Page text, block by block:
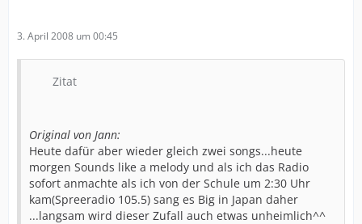
3. April 2008 um 00:45
Zitat
Original von Jann:
Heute dafür aber wieder gleich zwei songs...heute
morgen Sounds like a melody und als ich das Radio
sofort anmachte als ich von der Schule um 2:30 Uhr
kam(Spreeradio 105.5) sang es Big in Japan daher
...langsam wird dieser Zufall auch etwas unheimlich^^